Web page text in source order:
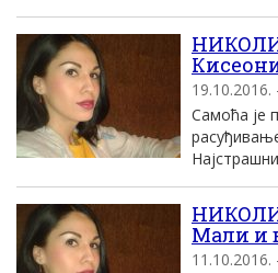
19.10.2016.
Самоћа је
Мали и
11.10.2016.